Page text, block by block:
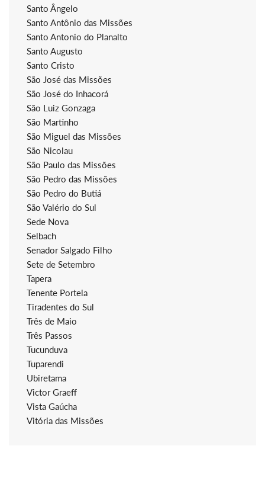
Santo Ângelo
Santo Antônio das Missões
Santo Antonio do Planalto
Santo Augusto
Santo Cristo
São José das Missões
São José do Inhacorá
São Luiz Gonzaga
São Martinho
São Miguel das Missões
São Nicolau
São Paulo das Missões
São Pedro das Missões
São Pedro do Butiá
São Valério do Sul
Sede Nova
Selbach
Senador Salgado Filho
Sete de Setembro
Tapera
Tenente Portela
Tiradentes do Sul
Três de Maio
Três Passos
Tucunduva
Tuparendi
Ubiretama
Victor Graeff
Vista Gaúcha
Vitória das Missões